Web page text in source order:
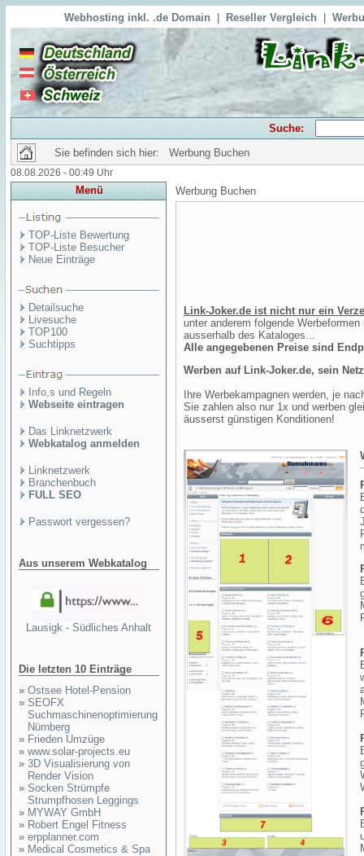
Webhosting inkl. .de Domain Reseller Vergleich
Suche:
Sie befinden sich hier: Werbung Buchen
08.08.2026 - 00:49 Uhr
Menü
TOP-Liste Bewertung
TOP-Liste Besucher
Neue Einträge
Detailsuche
Livesuche
TOP100
Suchtipps
Info,s und Regeln
Webseite eintragen
Das Linknetzwerk
Webkatalog anmelden
Linknetzwerk
Branchenbuch
FULL SEO
Passwort vergessen?
Aus unserem Webkatalog
Lausigk - Südliches Anhalt
Die letzten 10 Einträge
» Ostsee Hotel-Pension
» SEOFX
Suchmaschinenoptimierung
Nürnberg
» Frieden Umzüge
» www.solar-projects.eu
» 3D Visualisierung von
Render Vision
» Socken Strümpfe
Strumpfhosen Leggings
» MYWAY GmbH
» Robert Engel Fitness
» erpplanner.com
» Medical Cosmetics & Spa
Werbung Buchen
Link-Joker.de ist nicht nur ein
unter anderem folgende
ausserhalb des Kataloges...
Alle angegebenen Preise sind
Werben auf Link-Joker.de, sein
Ihre Werbekampagnen werden, je
Sie zahlen also nur 1x und werben
äusserst günstigen Konditionen!